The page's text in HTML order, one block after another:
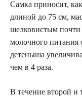
Самка приносит,
длиной до 75 см,
шелковистым
молочного питания
детеныша
чем в 4 раза.
В течение второй и